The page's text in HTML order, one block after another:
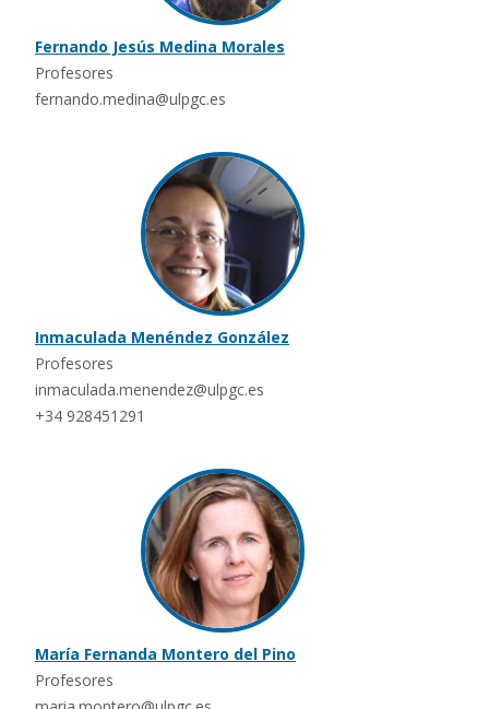
Fernando Jesús Medina Morales
Profesores
fernando.medina@ulpgc.es
Inmaculada Menéndez González
Profesores
inmaculada.menendez@ulpgc.es
+34 928451291
María Fernanda Montero del Pino
Profesores